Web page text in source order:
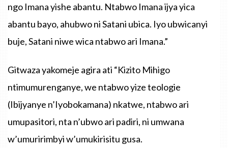
ngo Imana yishe abantu. Ntabwo Imana ijya yica
abantu bayo, ahubwo ni Satani ubica. Iyo ubwicanyi
buje, Satani niwe wica ntabwo ari Imana.”
Gitwaza yakomeje agira ati “Kizito Mihigo
ntimumurenganye, we ntabwo yize teologie
(Ibijyanye n’Iyobokamana) nkatwe, ntabwo ari
umupasitori, nta n’ubwo ari padiri, ni umwana
w’umuririmbyi w’umukirisitu gusa.